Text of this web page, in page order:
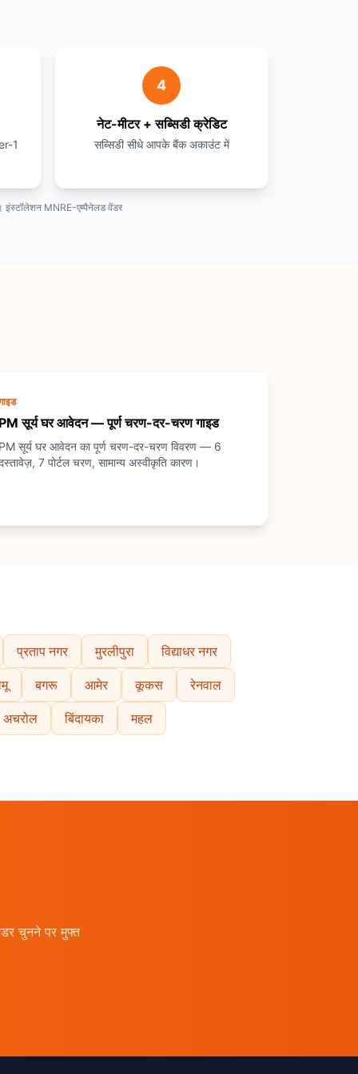
1
4
नेट-मीटर + सब्सिडी क्रेडिट
सब्सिडी सीधे आपके बैंक अकाउंट में
इंस्टॉलेशन MNRE-एम्पैनेलड वेंडर
सूर्य घर आवेदन — पूर्ण चरण-दर-चरण गाइड
सूर्य घर आवेदन का पूर्ण चरण-दर-चरण विवरण — 6
7 पोर्टल चरण, सामान्य अस्वीकृति कारण।
प्रताप नगर मुरलीपुरा विद्याधर नगर
बगरू आमेर कूकस रेनवाल
अचरोल बिंदायका महल
चुनने पर मुफ्त